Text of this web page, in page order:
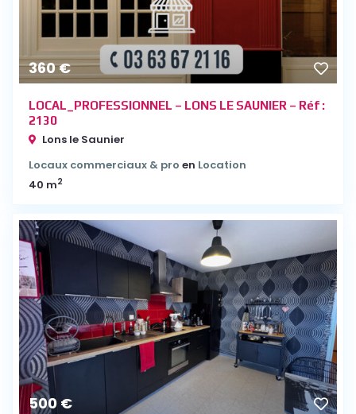
360 €
LOCAL_PROFESSIONNEL – LONS LE SAUNIER – Réf :
2130
Lons le Saunier
Locaux commerciaux & pro en Location
40 m2
500 €